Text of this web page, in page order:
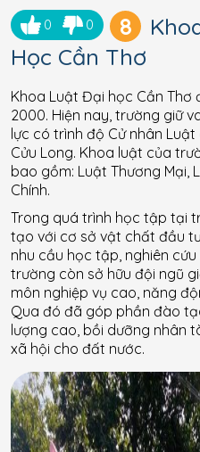
0 0 8
Học Cần Thơ
Khoa Luật Đại học Cần Thơ
2000. Hiện nay, trường giữ
lực có trình độ Cử nhân
Cửu Long. Khoa luật của
bao gồm: Luật Thương Mại,
Chính.
Trong quá trình học tập tại
tạo với cơ sở vật chất đầu
nhu cầu học tập, nghiên cứu
trường còn sở hữu đội ngũ
môn nghiệp vụ cao, năng
Qua đó đã góp phần đào
lượng cao, bồi dưỡng nhân
xã hội cho đất nước.